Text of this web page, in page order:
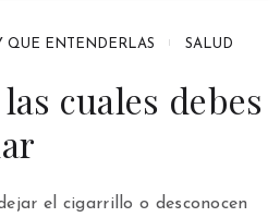
QUE ENTENDERLAS SALUD
cuales debes
el cigarrillo o desconocen